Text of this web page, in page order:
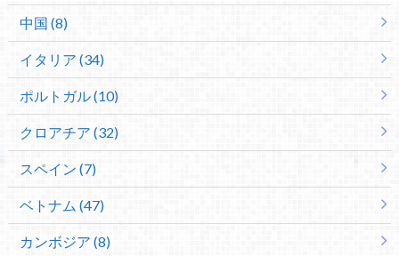
中国 (8)
イタリア (34)
ポルトガル (10)
クロアチア (32)
スペイン (7)
ベトナム (47)
カンボジア (8)